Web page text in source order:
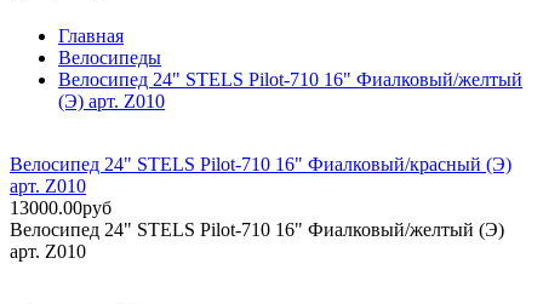
Главная
Велосипеды
Велосипед 24" STELS Pilot-710 16" Фиалковый/желтый
(Э) арт. Z010
Велосипед 24" STELS Pilot-710 16" Фиалковый/красный (Э)
арт. Z010
13000.00руб
Велосипед 24" STELS Pilot-710 16" Фиалковый/желтый (Э)
арт. Z010